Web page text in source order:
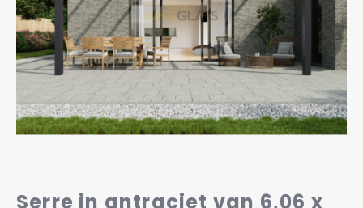
Betaalmethoden
Garantie
Veelgestelde vragen
Serre in antraciet van 6,06 x